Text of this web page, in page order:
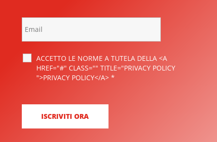
ACCETTO LE NORME A TUTELA DELLA <A
HREF="#" CLASS="" TITLE="PRIVACY POLICY
">PRIVACY POLICY</A> *